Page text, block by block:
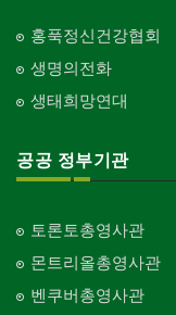
홍푹정신건강협회
생명의전화
생태희망연대
공공 정부기관
토론토총영사관
몬트리올총영사관
벤쿠버총영사관